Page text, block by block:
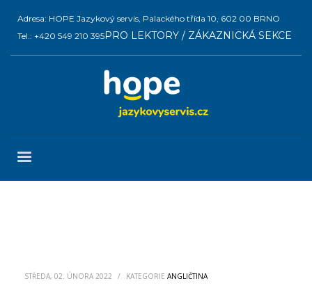
Adresa: HOPE Jazykový servis, Palackého třída 10, 602 00 BRNO
Tel.: +420 549 210 395PRO LEKTORY / ZÁKAZNICKÁ SEKCE
STŘEDA, 02. ÚNORA 2022 / KATEGORIE ANGLIČTINA